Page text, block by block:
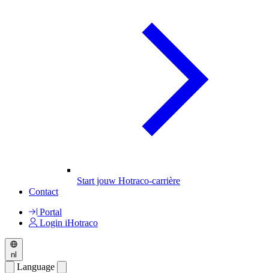
Start jouw Hotraco-carrière
Contact
Portal
Login iHotraco
nl
Language